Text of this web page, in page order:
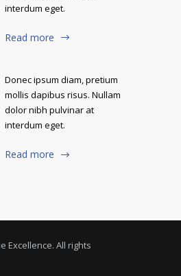
interdum eget.
Read more
Donec ipsum diam, pretium
mollis dapibus risus. Nullam
dolor nibh pulvinar at
interdum eget.
Read more
Excellence. All rights